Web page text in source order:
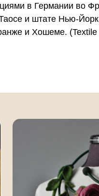
в Германии во
и штате Нью-
и Хошеме. (Textile